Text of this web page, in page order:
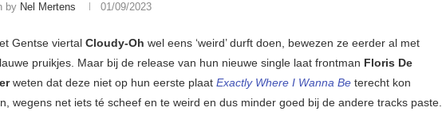
by Nel Mertens 01/09/2023
Gentse viertal Cloudy-Oh wel eens ‘weird’ durft doen, bewezen ze eerder al met
pruikjes. Maar bij de release van hun nieuwe single laat frontman Floris De
weten dat deze niet op hun eerste plaat Exactly Where I Wanna Be terecht kon
wegens net iets té scheef en te weird en dus minder goed bij de andere tracks paste.